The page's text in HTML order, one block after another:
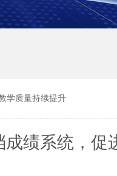
学质量持续提升
绩系统，促